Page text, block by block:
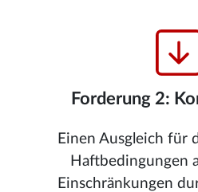
Forderung 2:
Einen Ausgleich für
Haftbedingungen
Einschränkungen